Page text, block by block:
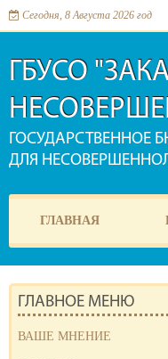
Сегодня, 8 Августа 2026 год
ГБУСО
ГОСУДАРСТВЕННОЕ
ДЛЯ
ГЛАВНАЯ
ГЛАВНОЕ МЕНЮ
ВАШЕ МНЕНИЕ